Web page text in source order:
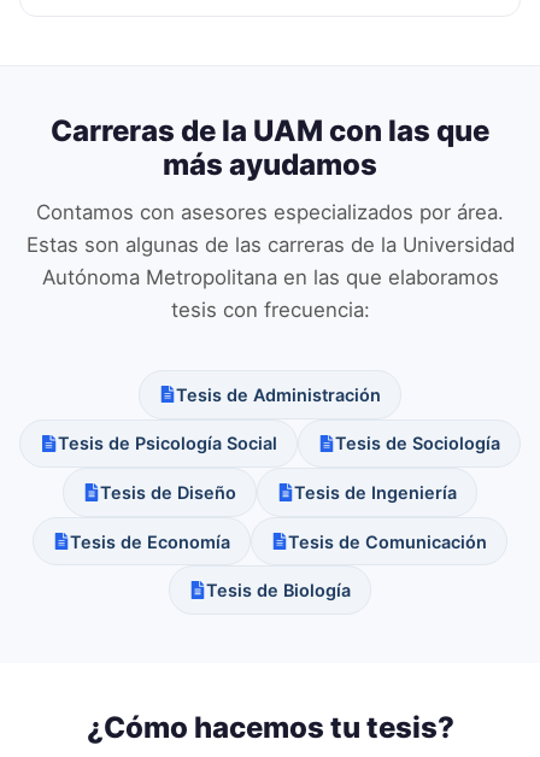
Carreras de la UAM con las que
más ayudamos
Contamos con asesores especializados por área.
Estas son algunas de las carreras de la Universidad
Autónoma Metropolitanaen las que elaboramos
tesis con frecuencia:
Tesis deAdministración
Tesis de Psicología Social Tesis de Sociología
Tesis de Diseño Tesis de Ingeniería
Tesis de Economía Tesis deComunicación
Tesis de Biología
¿Cómo hacemos tu tesis?